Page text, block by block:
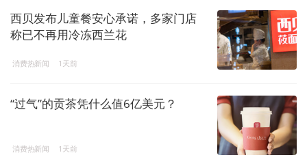
西贝发布儿童餐安心承诺，多家门店
称已不再用冷冻西兰花
消费热新闻 1天前
“过气”的贡茶凭什么值6亿美元？
消费热新闻 1天前